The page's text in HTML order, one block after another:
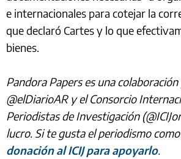
e internacionales para cotejar la
que declaró Cartes y lo que
bienes.
Pandora Papers es una
@elDiarioAR y el Consorcio
Periodistas de Investigación
lucro. Si te gusta el periodismo
donación al ICIJ para apoyarlo.